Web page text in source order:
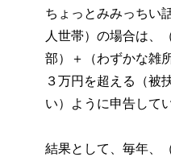
ちょっとみみっちい
人世帯）の場合は、
部）＋（わずかな雑
３万円を超える（被
い）ように申告して
結果として、毎年、